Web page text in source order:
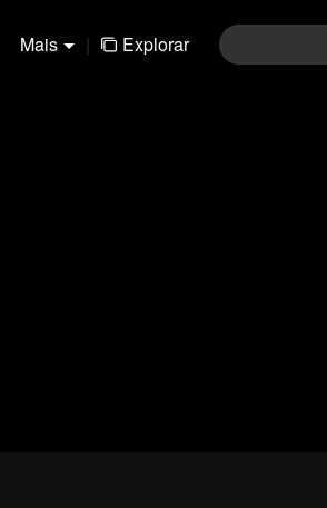
Mais | Explorar